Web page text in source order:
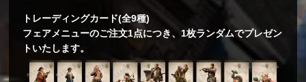
トレーディングカード(全9種)
フェアメニューのご注文1点につき、1枚ランダムでプレゼン
トいたします。